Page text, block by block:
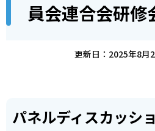
頭
員会連合会研修
更新日：2025年8月
パネルディスカッシ